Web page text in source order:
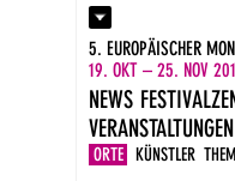
Kontakt
Presse
Impressum
DE
EN
5. EUROPÄISCHER
19. OKT – 25. NOV
NEWS
ORTE KÜNSTLER
VERANSTALTUNGEN